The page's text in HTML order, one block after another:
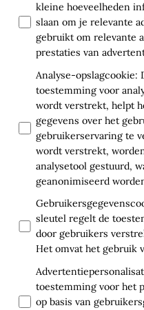
kleine hoeveelheden
slaan om je relevante
gebruikt om relevante
prestaties van
Analyse-opslagcookie:
toestemming voor
wordt verstrekt, helpt
gegevens over het
gebruikerservaring te
wordt verstrekt,
analysetool gestuurd,
geanonimiseerd
sleutel regelt de
door gebruikers
Het omvat het gebruik
toestemming voor het
op basis van